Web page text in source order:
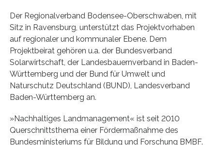
Der Regionalverband Bodensee-Oberschwaben, mit
Sitz in Ravensburg, unterstützt das Projektvorhaben
auf regionaler und kommunaler Ebene. Dem
Projektbeirat gehören u.a. der Bundesverband
Solarwirtschaft, der Landesbauernverband in Baden-
Württemberg und der Bund für Umwelt und
Naturschutz Deutschland (BUND), Landesverband
Baden-Württemberg an.
»Nachhaltiges Landmanagement« ist seit 2010
Querschnittsthema einer Fördermaßnahme des
Bundesministeriums für Bildung und Forschung BMBF.